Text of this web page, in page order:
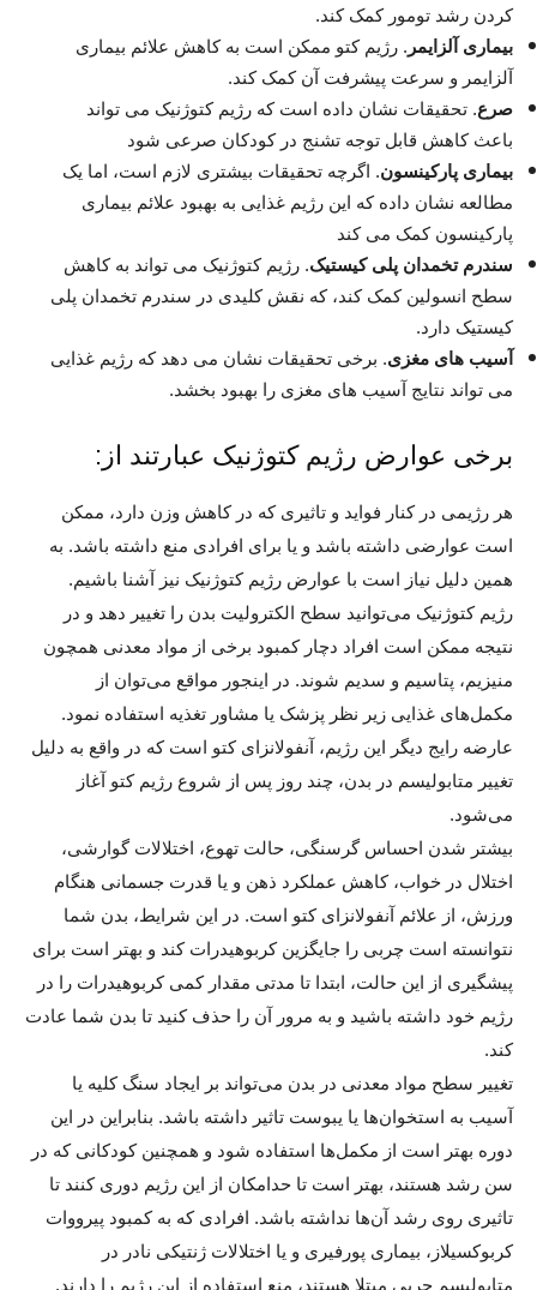
کردن رشد تومور کمک کند.
بیماری آلزایمر . رژیم کتو ممکن است به کاهش علائم بیماری
آلزایمر و سرعت پیشرفت آن کمک کند.
صرع. تحقیقات نشان داده است که رژیم کتوژنیک می تواند
باعث کاهش قابل توجه تشنج در کودکان صرعی شود
بیماری پارکینسون. اگرچه تحقیقات بیشتری لازم است، اما یک
مطالعه نشان داده که این رژیم غذایی به بهبود علائم بیماری
پارکینسون کمک می کند
سندرم تخمدان پلی کیستیک. رژیم کتوژنیک می تواند به کاهش
سطح انسولین کمک کند، که نقش کلیدی در سندرم تخمدان پلی
کیستیک دارد.
آسیب های مغزی. برخی تحقیقات نشان می دهد که رژیم غذایی
می تواند نتایج آسیب های مغزی را بهبود بخشد.
برخی عوارض رژیم کتوژنیک عبارتند از:
هر رژیمی در کنار فواید و تاثیری که در کاهش وزن دارد، ممکن
است عوارضی داشته باشد و یا برای افرادی منع داشته باشد. به
همین دلیل نیاز است با عوارض رژیم کتوژنیک نیز آشنا باشیم.
رژیم کتوژنیک می‌توانید سطح الکترولیت بدن را تغییر دهد و در
نتیجه ممکن است افراد دچار کمبود برخی از مواد معدنی همچون
منیزیم، پتاسیم و سدیم شوند. در اینجور مواقع می‌توان از
مکمل‌های غذایی زیر نظر پزشک یا مشاور تغذیه استفاده نمود.
عارضه رایج دیگر این رژیم، آنفولانزای کتو است که در واقع به دلیل
تغییر متابولیسم در بدن، چند روز پس از شروع رژیم کتو آغاز
می‌شود.
بیشتر شدن احساس گرسنگی، حالت تهوع، اختلالات گوارشی،
اختلال در خواب، کاهش عملکرد ذهن و یا قدرت جسمانی هنگام
ورزش، از علائم آنفولانزای کتو است. در این شرایط، بدن شما
نتوانسته است چربی را جایگزین کربوهیدرات کند و بهتر است برای
پیشگیری از این حالت، ابتدا تا مدتی مقدار کمی کربوهیدرات را در
رژیم خود داشته باشید و به مرور آن را حذف کنید تا بدن شما عادت
کند.
تغییر سطح مواد معدنی در بدن می‌تواند بر ایجاد سنگ کلیه یا
آسیب به استخوان‌ها یا یبوست تاثیر داشته باشد. بنابراین در این
دوره بهتر است از مکمل‌ها استفاده شود و همچنین کودکانی که در
سن رشد هستند، بهتر است تا حدامکان از این رژیم دوری کنند تا
تاثیری روی رشد آن‌ها نداشته باشد. افرادی که به کمبود پیرووات
کربوکسیلاز، بیماری پورفیری و یا اختلالات ژنتیکی نادر در
متابولیسم چربی مبتلا هستند، منع استفاده از این رژیم را دارند.